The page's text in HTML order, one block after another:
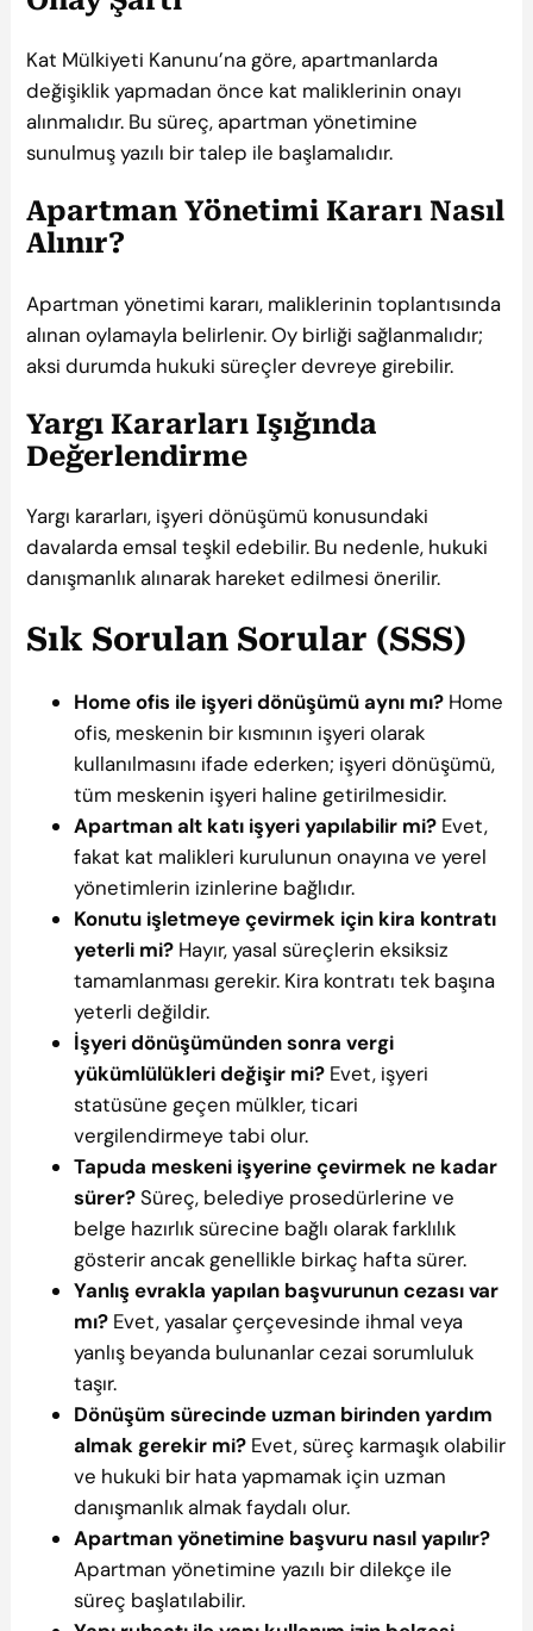
Kat Mülkiyeti Kanunu’na göre, apartmanlarda
değişiklik yapmadan önce kat maliklerinin onayı
alınmalıdır. Bu süreç, apartman yönetimine
sunulmuş yazılı bir talep ile başlamalıdır.
Apartman Yönetimi Kararı Nasıl
Alınır?
Apartman yönetimi kararı, maliklerinin toplantısında
alınan oylamayla belirlenir. Oy birliği sağlanmalıdır;
aksi durumda hukuki süreçler devreye girebilir.
Yargı Kararları Işığında
Değerlendirme
Yargı kararları, işyeri dönüşümü konusundaki
davalarda emsal teşkil edebilir. Bu nedenle, hukuki
danışmanlık alınarak hareket edilmesi önerilir.
Sık Sorulan Sorular (SSS)
Home ofis ile işyeri dönüşümü aynı mı? Home
ofis, meskenin bir kısmının işyeri olarak
kullanılmasını ifade ederken; işyeri dönüşümü,
tüm meskenin işyeri haline getirilmesidir.
Apartman alt katı işyeri yapılabilir mi? Evet,
fakat kat malikleri kurulunun onayına ve yerel
yönetimlerin izinlerine bağlıdır.
Konutu işletmeye çevirmek için kira kontratı
yeterli mi? Hayır, yasal süreçlerin eksiksiz
tamamlanması gerekir. Kira kontratı tek başına
yeterli değildir.
İşyeri dönüşümünden sonra vergi
yükümlülükleri değişir mi? Evet, işyeri
statüsüne geçen mülkler, ticari
vergilendirmeye tabi olur.
Tapuda meskeni işyerine çevirmek ne kadar
sürer?Süreç, belediye prosedürlerine ve
belge hazırlık sürecine bağlı olarak farklılık
gösterir ancak genellikle birkaç hafta sürer.
Yanlış evrakla yapılan başvurunun cezası var
mı? Evet, yasalar çerçevesinde ihmal veya
yanlış beyanda bulunanlar cezai sorumluluk
taşır.
Dönüşüm sürecinde uzman birinden yardım
almak gerekir mi? Evet, süreç karmaşık olabilir
ve hukuki bir hata yapmamak için uzman
danışmanlık almak faydalı olur.
Apartman yönetimine başvuru nasıl yapılır?
Apartman yönetimine yazılı bir dilekçe ile
süreç başlatılabilir.